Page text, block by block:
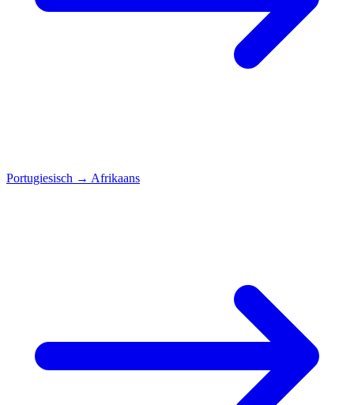
Portugiesisch → Afrikaans